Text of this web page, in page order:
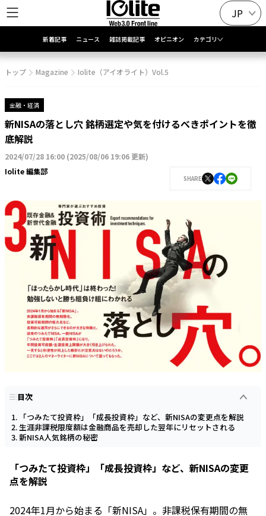
JP
新着記事 ニュース 雑誌掲載記事 オピニオン カテゴリ
トップ Magazine Iolite（アイオライト）Vol.5
金融・経済
新NISAの落とし穴 銘柄選定や気を付けるべきポイントを徹
底解説
2024/07/28 16:00 (2025/08/06 19:06 更新)
Iolite 編集部
SHARE
目次
「つみたて投資枠」「成長投資枠」など、新NISAの変更点を解説
生涯非課税限度額は金融商品を売却した翌年にリセットされる
新NISA人気銘柄の秘密
「つみたて投資枠」「成長投資枠」など、新NISAの変更
点を解説
2024年1月から始まる「新NISA」。非課税保有期間の無